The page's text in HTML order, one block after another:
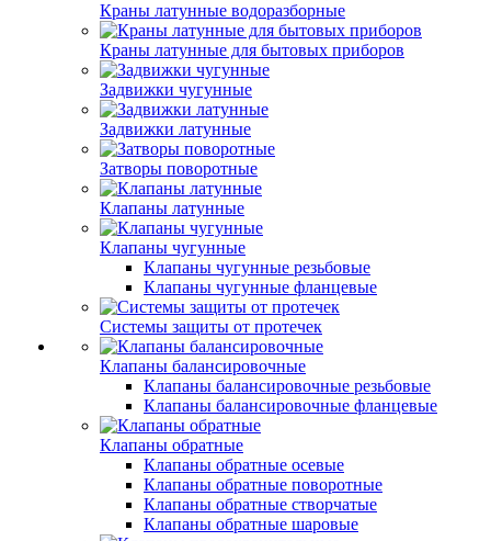
Краны латунные водоразборные
Краны латунные для бытовых приборов
Задвижки чугунные
Задвижки латунные
Затворы поворотные
Клапаны латунные
Клапаны чугунные
Клапаны чугунные резьбовые
Клапаны чугунные фланцевые
Системы защиты от протечек
Клапаны балансировочные
Клапаны балансировочные резьбовые
Клапаны балансировочные фланцевые
Клапаны обратные
Клапаны обратные осевые
Клапаны обратные поворотные
Клапаны обратные створчатые
Клапаны обратные шаровые